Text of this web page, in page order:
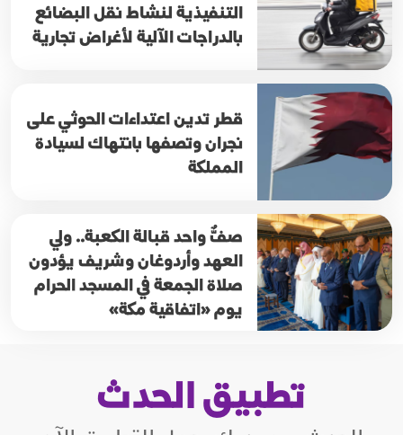
التنفيذية لنشاط نقل البضائع
بالدراجات الآلية لأغراض تجارية
قطر تدين اعتداءات الحوثي على
نجران وتصفها بانتهاك لسيادة
المملكة
صفٌّ واحد قبالة الكعبة.. ولي
العهد وأردوغان وشريف يؤدون
صلاة الجمعة في المسجد الحرام
يوم «اتفاقية مكة»
تطبيق الحدث